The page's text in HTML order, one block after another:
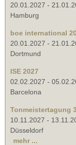
20.01.2027 -
Hamburg
boe international
20.01.2027 -
Dortmund
ISE 2027
02.02.2027 -
Barcelona
Tonmeistertagung
10.11.2027 -
Düsseldorf
mehr ...